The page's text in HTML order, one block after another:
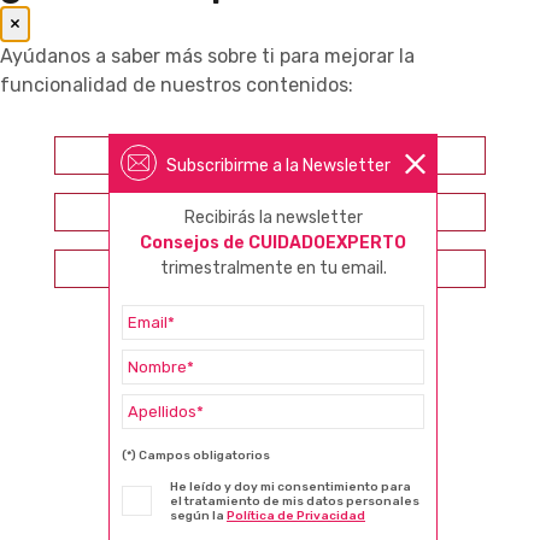
Subscribirme a la Newsletter
Recibirás la newsletter
Consejos de CUIDADOEXPERTO
trimestralmente en tu email.
(*) Campos obligatorios
He leído y doy mi consentimiento para
el tratamiento de mis datos personales
según la Política de Privacidad
×
Ayúdanos a saber más sobre ti para mejorar la
funcionalidad de nuestros contenidos:
Farmacéutico
Otros profesionales sanitarios
Consumidor